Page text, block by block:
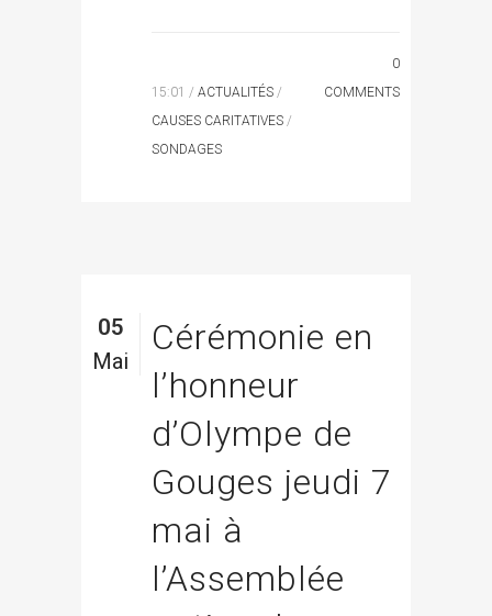
15:01 / ACTUALITÉS /
CAUSES CARITATIVES /
SONDAGES
0
COMMENTS
05
Mai
Cérémonie en
l’honneur
d’Olympe de
Gouges jeudi 7
mai à
l’Assemblée